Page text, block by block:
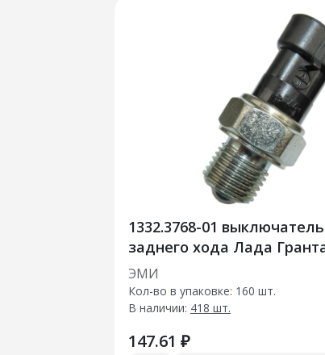
1332.3768-01
заднего хода Лада
Приора
ЭМИ
Кол-во в упаковке: 160 шт.
В наличии: 418 шт.
147.61 ₽